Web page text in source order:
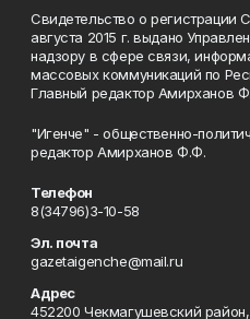
Свидетельство о
августа 2015 г. выдано
надзору в сфере связи,
массовых коммуникаций по
Главный редактор Амирханов
"Игенче" - общественно-
редактор Амирханов Ф.Ф.
Телефон
8(34796)3-10-58
Эл. почта
gazetaigenche@mail.ru
Адрес
452200 Чекмагушевский